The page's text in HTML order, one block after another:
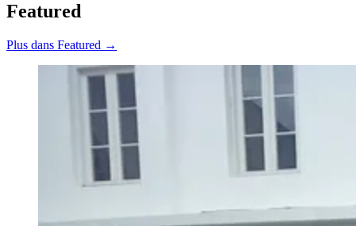
Featured
Plus dans Featured →